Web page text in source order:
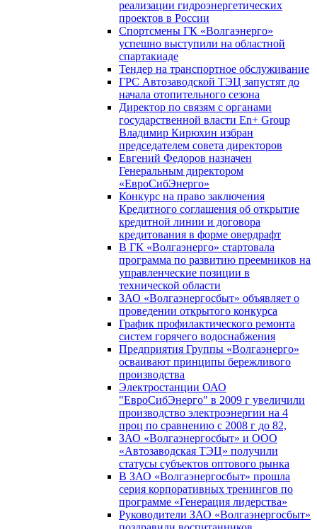
реализации гидроэнергетических
проектов в России
Спортсмены ГК «Волгаэнерго»
успешно выступили на областной
спартакиаде
Тендер на транспортное обслуживание
ГРС Автозаводской ТЭЦ запустят до
начала отопительного сезона
Директор по связям с органами
государственной власти En+ Group
Владимир Кирюхин избран
председателем совета директоров
Евгений Федоров назначен
Генеральным директором
«ЕвроСибЭнерго»
Конкурс на право заключения
Кредитного соглашения об открытие
кредитной линии и договора
кредитования в форме овердрафт
В ГК «Волгаэнерго» стартовала
программа по развитию преемников на
управленческие позиции в
технической области
ЗАО «Волгаэнергосбыт» объявляет о
проведении открытого конкурса
График профилактического ремонта
систем горячего водоснабжения
Предприятия Группы «Волгаэнерго»
осваивают принципы бережливого
производства
Электростанции ОАО
"ЕвроСибЭнерго" в 2009 г увеличили
производство электроэнергии на 4
проц по сравнению с 2008 г до 82,
ЗАО «Волгаэнергосбыт» и ООО
«Автозаводская ТЭЦ» получили
статусы субъектов оптового рынка
В ЗАО «Волгаэнергосбыт» прошла
серия корпоративных тренингов по
программе «Генерация лидерства»
Руководители ЗАО «Волгаэнергосбыт»